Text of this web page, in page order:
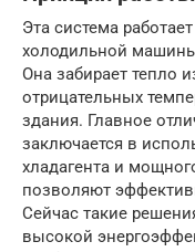
Эта система
холодильной
Она забирает тепло
отрицательных
здания. Главное
заключается в
хладагента и
позволяют
Сейчас такие
высокой